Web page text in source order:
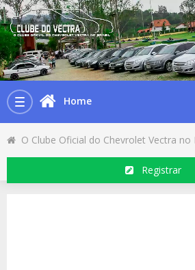
Toggle
navigation
Home
O Clube Oficial do Chevrolet Vectra no
Registrar